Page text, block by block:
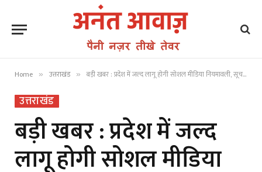
Home » उत्तराखंड » बड़ी खबर : प्रदेश में जल्द लागू होगी सोशल मीडिया नियमावली, सूचना महानिदेशक बंशीधर तिवारी ने किया एलान
उत्तराखंड
बड़ी खबर : प्रदेश में जल्द
लागू होगी सोशल मीडिया